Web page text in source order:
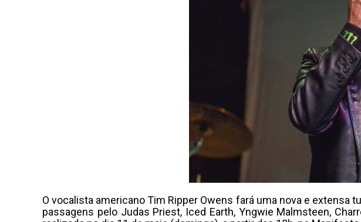
O vocalista americano Tim Ripper Owens fará uma nova e extensa
passagens pelo Judas Priest, Iced Earth, Yngwie Malmsteen,